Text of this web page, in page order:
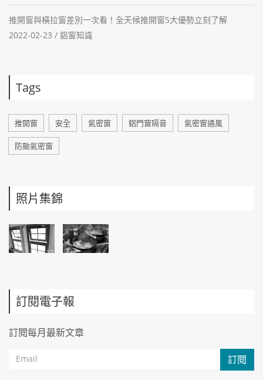
推開窗與橫拉窗差別一次看！全天候推開窗5大優勢立刻了解
2022-02-23 / 鋁窗知識
Tags
推開窗 安全 氣密窗 鋁門窗隔音 氣密窗通風
防颱氣密窗
照片集錦
訂閱電子報
訂閱每月最新文章
訂閱